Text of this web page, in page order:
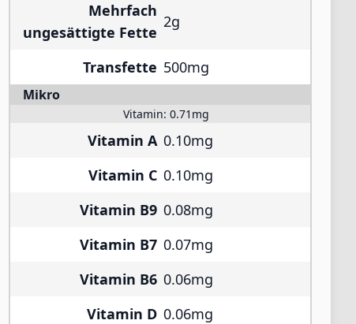
Mehrfach
ungesättigte Fette
2g
Transfette 500mg
Mikro
Vitamin: 0.71mg
Vitamin A 0.10mg
Vitamin C 0.10mg
Vitamin B9 0.08mg
Vitamin B7 0.07mg
Vitamin B6 0.06mg
Vitamin D 0.06mg